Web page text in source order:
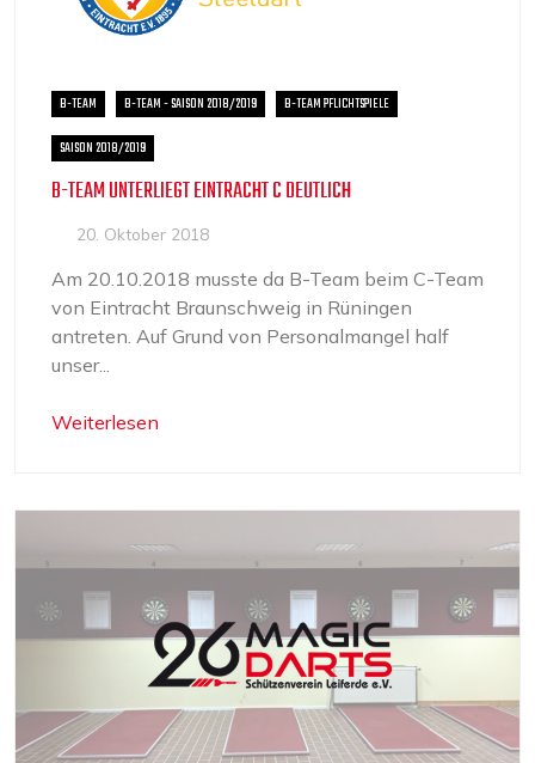
B-TEAM B-TEAM - SAISON 2018/2019 B-TEAM PFLICHTSPIELE
SAISON 2018/2019
B-TEAM UNTERLIEGT EINTRACHT C DEUTLICH
20. Oktober 2018
Am 20.10.2018 musste da B-Team beim C-Team
von Eintracht Braunschweig in Rüningen
antreten. Auf Grund von Personalmangel half
unser...
Weiterlesen